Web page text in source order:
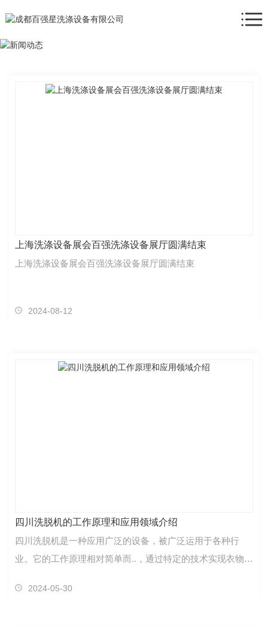
上海洗涤设备展会百强洗涤设备展厅圆满结束
上海洗涤设备展会百强洗涤设备展厅圆满结束
2024-08-12
四川洗脱机的工作原理和应用领域介绍
四川洗脱机是一种应用广泛的设备，被广泛运用于各种行
业。它的工作原理相对简单而..，通过特定的技术实现衣物等
2024-05-30